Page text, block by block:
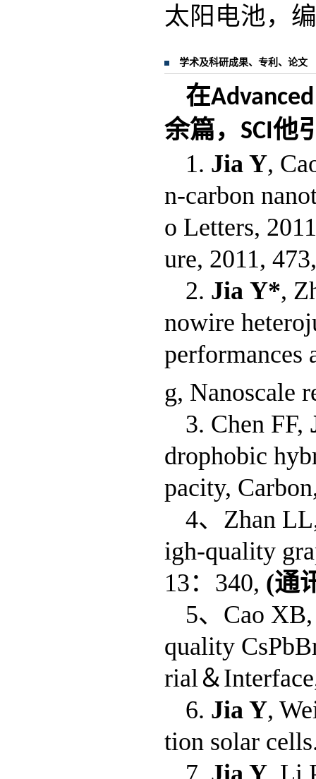
太阳电池，
学术及科研成果、专利、论文
在
余篇， SCI他
1. Jia Y,
n-carbon
o Letters,
ure, 2011,
2. Jia Y*,
nowire
performances
g, Nanoscale
3. Chen FF,
drophobic
pacity,
4、 Zhan
igh-quality
13： 340, (通
5、 Cao XB,
quality
rial＆
6. Jia Y,
tion solar